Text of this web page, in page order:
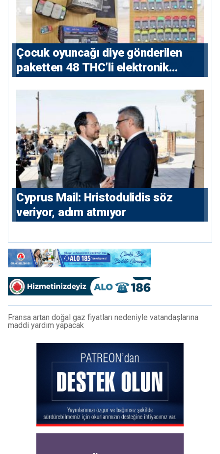
Çocuk oyuncağı diye gönderilen
paketten 48 THC’li elektronik
⁠Cyprus Mail: Hristodulidis söz
veriyor, adım atmıyor
Fransa artan doğal gaz fiyatları nedeniyle vatandaşlarına
maddi yardım yapacak